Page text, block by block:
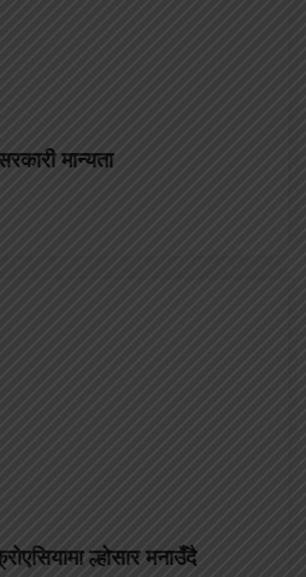
मान्यता
ल्होसार मनाउँदै